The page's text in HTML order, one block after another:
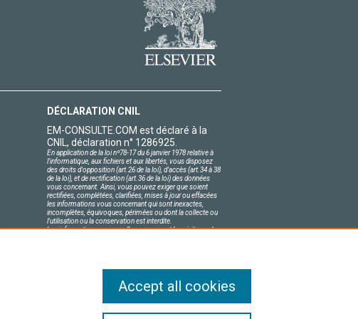
DÉCLARATION CNIL
EM-CONSULTE.COM est déclaré à la
CNIL, déclaration n° 1286925.
En application de la loi nº78-17 du 6 janvier 1978 relative à
l'informatique, aux fichiers et aux libertés, vous disposez
des droits d'opposition (art.26 de la loi), d'accès (art.34 à 38
de la loi), et de rectification (art.36 de la loi) des données
vous concernant. Ainsi, vous pouvez exiger que soient
rectifiées, complétées, clarifiées, mises à jour ou effacées
les informations vous concernant qui sont inexactes,
incomplètes, équivoques, périmées ou dont la collecte ou
l'utilisation ou la conservation est interdite.
Les informations personnelles concernant les visiteurs de
Accept all cookies